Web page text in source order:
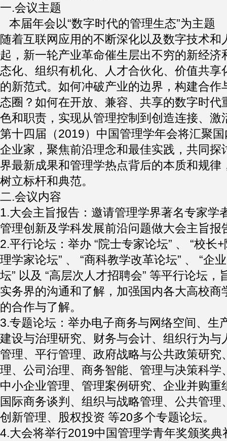
一.会议主题
本届年会以“数字时代的管理生态”为主题
随着互联网应用的不断深化以及数字技术和
起，新一轮产业革命催生层出不穷的新经济
态化、组织有机化、人才合伙化、价值共享
的新范式。如何冲破产业的边界，构建合作
态圈？如何在开放、兼容、共享的数字时代
色和职责，实现从管理控制到创造连接、激
第十四届（2019）中国管理学年会将汇聚
企业家，聚焦前沿理念和最佳实践，共同探
界最新成果和管理学热点背后的本质和规律
树立标杆和典范。
二.会议内容
1.大会主旨报告：邀请管理学界著名专家学
管理创新及学科发展前沿问题做大会主旨报
2.平行论坛：举办 “院士专家论坛” 、 “校长
理学家论坛” 、 “商科教学改革论坛” 、 “企
坛” 以及 “高层次人才招聘会” 等平行论坛，
实务界的沟通和了解，加强国内各大高校商
的合作与了解。
3.专题论坛：举办电子商务与网络空间、生
建设与治理研究、财务与会计、组织行为与
管理、平行管理、政府战略与公共政策研究
理、公司治理、商务智能、管理与决策科学
中小企业管理、管理案例研究、企业并购重
国际商务谈判、组织与战略管理、公共管理
创新管理、股权投资 等20多个专题论坛。
4.大会将举行2019中国管理学青年奖颁奖典